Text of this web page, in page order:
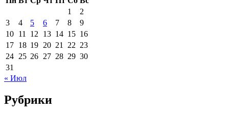
1
2
3
4 5 6 7 8
9
10 11 12 13 14 15 16
17 18 19 20 21 22 23
24 25 26 27 28 29 30
31
« Июл
Рубрики